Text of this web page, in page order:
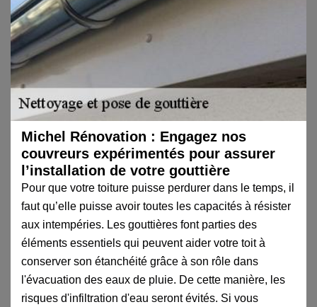
Michel Rénovation : Engagez nos
couvreurs expérimentés pour assurer
l’installation de votre gouttière
Pour que votre toiture puisse perdurer dans le temps, il
faut qu’elle puisse avoir toutes les capacités à résister
aux intempéries. Les gouttières font parties des
éléments essentiels qui peuvent aider votre toit à
conserver son étanchéité grâce à son rôle dans
l'évacuation des eaux de pluie. De cette manière, les
risques d'infiltration d'eau seront évités. Si vous